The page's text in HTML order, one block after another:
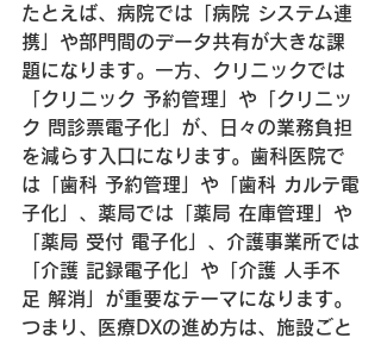
たとえば、病院では「病院 システム連
携」や部門間のデータ共有が大きな課
題になります。一方、クリニックでは
「クリニック 予約管理」や「クリニッ
ク 問診票電子化」が、日々の業務負担
を減らす入口になります。歯科医院で
は「歯科 予約管理」や「歯科 カルテ電
子化」、薬局では「薬局 在庫管理」や
「薬局 受付 電子化」、介護事業所では
「介護 記録電子化」や「介護 人手不
足 解消」が重要なテーマになります。
つまり、医療DXの進め方は、施設ごと